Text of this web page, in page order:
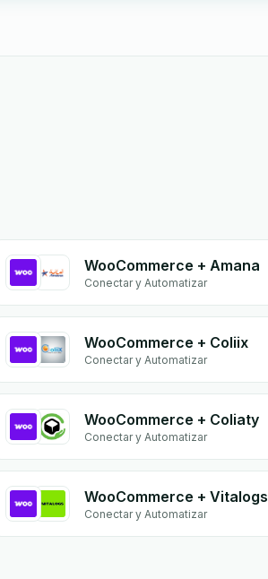
WooCommerce + Amana
Conectar y Automatizar
WooCommerce + Coliix
Conectar y Automatizar
WooCommerce + Coliaty
Conectar y Automatizar
WooCommerce + Vitalogs
Conectar y Automatizar